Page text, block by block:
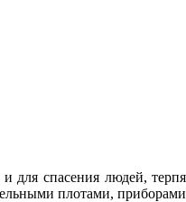
для спасения людей,
плотами,